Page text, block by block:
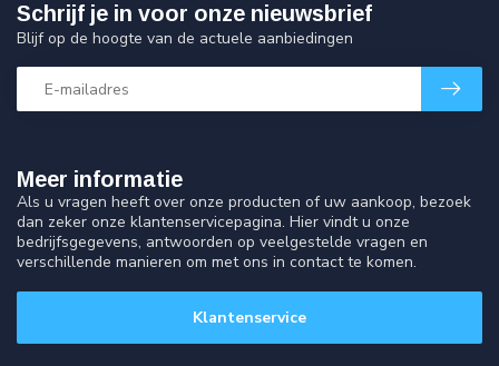
Meer informatie
Als u vragen heeft over onze producten of uw aankoop, bezoek
dan zeker onze klantenservicepagina. Hier vindt u onze
bedrijfsgegevens, antwoorden op veelgestelde vragen en
verschillende manieren om met ons in contact te komen.
Klantenservice
Schrijf je in voor onze nieuwsbrief
Blijf op de hoogte van de actuele aanbiedingen